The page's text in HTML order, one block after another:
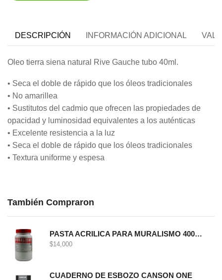
DESCRIPCIÓN INFORMACIÓN ADICIONAL
Oleo tierra siena natural Rive Gauche tubo 40ml.
• Seca el doble de rápido que los óleos tradicionales
• No amarillea
• Sustitutos del cadmio que ofrecen las propiedades de
opacidad y luminosidad equivalentes a los auténticas
• Excelente resistencia a la luz
• Seca el doble de rápido que los óleos tradicionales
• Textura uniforme y espesa
También Compraron
PASTA ACRILICA PARA MURALISMO 400 GRS
$14,000
CUADERNO DE ESBOZO CANSON ONE